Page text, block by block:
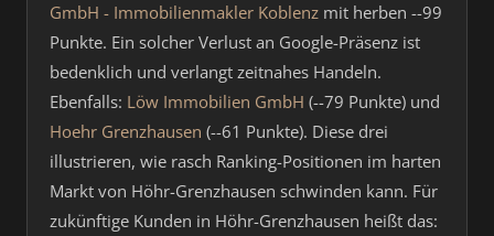
GmbH - Immobilienmakler Koblenz mit herben --99
Punkte. Ein solcher Verlust an Google-Präsenz ist
bedenklich und verlangt zeitnahes Handeln.
Ebenfalls: Löw Immobilien GmbH (--79 Punkte) und
Hoehr Grenzhausen (--61 Punkte). Diese drei
illustrieren, wie rasch Ranking-Positionen im harten
Markt von Höhr-Grenzhausen schwinden kann. Für
zukünftige Kunden in Höhr-Grenzhausen heißt das: